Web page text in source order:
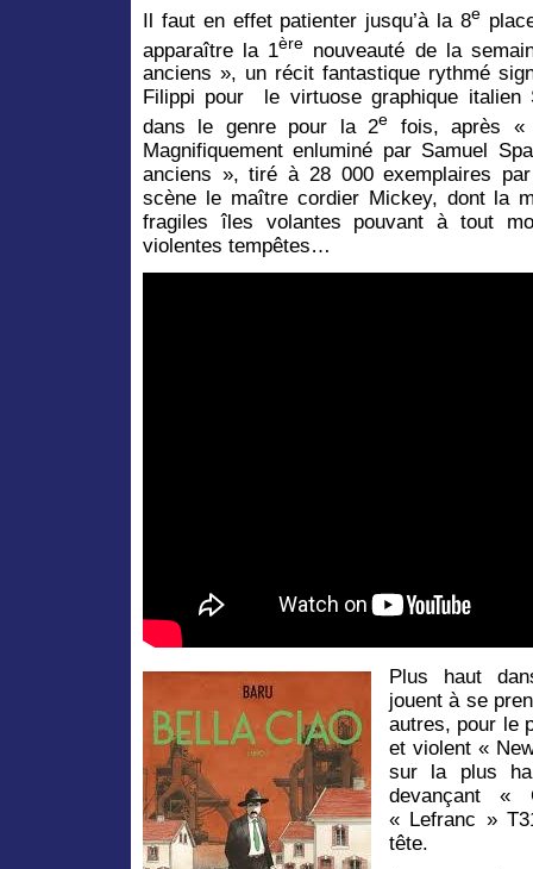
Il faut en effet patienter jusqu’à la 8e
apparaître la 1ère nouveauté de la
anciens », un récit fantastique rythmé
Filippi pour le virtuose graphique italien
dans le genre pour la 2e
fois, après «
Magnifiquement enluminé par Samuel
anciens », tiré à 28 000 exemplaires
scène le maître cordier Mickey, dont la
fragiles îles volantes pouvant à tout
violentes tempêtes…
Plus haut
jouent à se
autres, pour le
et violent «
sur la plus
devançant «
« Lefranc »
tête.